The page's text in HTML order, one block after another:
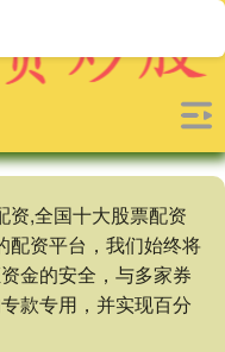
资,全国十大股票配资
配资平台，我们始终将
金的安全，与多家券
款专用，并实现百分